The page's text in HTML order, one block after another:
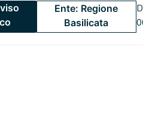
Ente: Regione
Basilicata